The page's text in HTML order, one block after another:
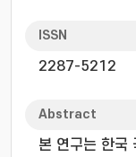
ISSN
2287-5212
Abstract
본 연구는 한국